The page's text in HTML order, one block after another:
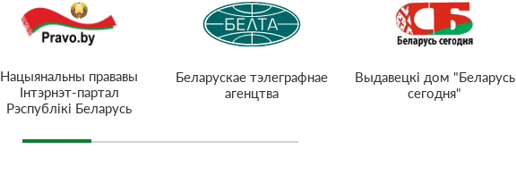
Нацыянальны прававы
Інтэрнэт-партал
Рэспублікі Беларусь
Беларускае тэлеграфнае
агенцтва
Выдавецкі дом "Беларусь
сегодня"